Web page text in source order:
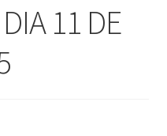
música
11 DE